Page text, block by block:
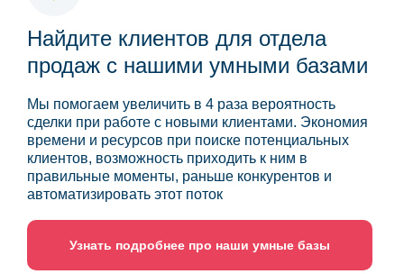
Найдите клиентов для отдела
продаж с нашими умными базами
Мы помогаем увеличить в 4 раза вероятность
сделки при работе с новыми клиентами. Экономия
времени и ресурсов при поиске потенциальных
клиентов, возможность приходить к ним в
правильные моменты, раньше конкурентов и
автоматизировать этот поток
Узнать подробнее про наши умные базы